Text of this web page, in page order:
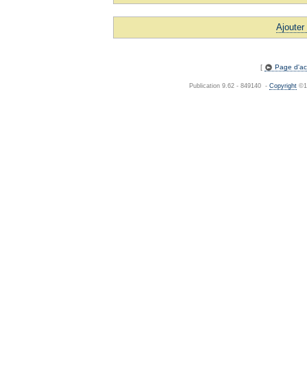
Ajouter
[ Page
Publication 9.62 - 849140 - Copyright